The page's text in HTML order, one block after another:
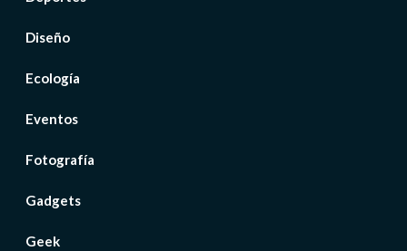
Diseño
Ecología
Eventos
Fotografía
Gadgets
Geek